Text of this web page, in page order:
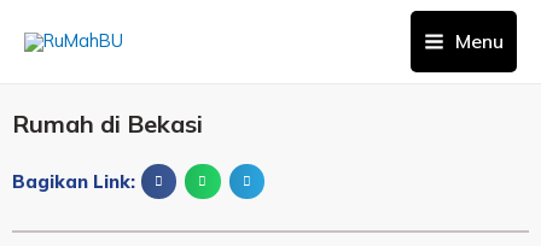
Menu
Rumah di Bekasi
Bagikan Link: